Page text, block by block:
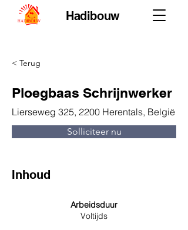
Hadibouw
< Terug
Ploegbaas Schrijnwerker
Lierseweg 325, 2200 Herentals, België
Solliciteer nu
Inhoud
Arbeidsduur
Voltijds